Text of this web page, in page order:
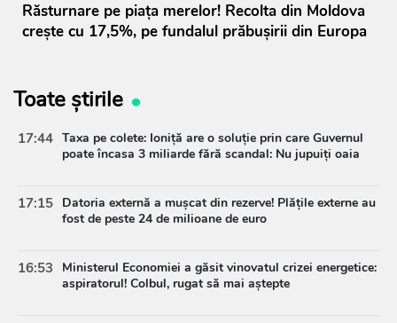
Răsturnare pe piața merelor! Recolta din Moldova
crește cu 17,5%, pe fundalul prăbușirii din Europa
Toate știrile
17:44 Taxa pe colete: Ioniță are o soluție prin care Guvernul
poate încasa 3 miliarde fără scandal: Nu jupuiți oaia
17:15 Datoria externă a mușcat din rezerve! Plățile externe au
fost de peste 24 de milioane de euro
16:53
Ministerul Economiei a găsit vinovatul crizei energetice:
aspiratorul! Colbul, rugat să mai aștepte